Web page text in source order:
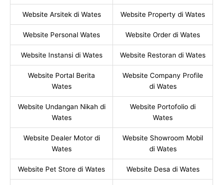
Website Arsitek di Wates Website Property di Wates
Website Personal Wates Website Order di Wates
Website Instansi di Wates Website Restoran di Wates
Website Portal Berita
Wates
Website Company Profile
di Wates
Website Undangan Nikah di
Wates
Website Portofolio di
Wates
Website Dealer Motor di
Wates
Website Showroom Mobil
di Wates
Website Pet Store di Wates Website Desa di Wates